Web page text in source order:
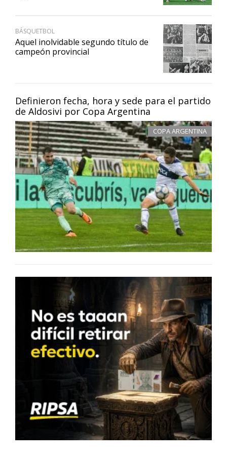
Definieron fecha, hora y sede para el partido
de Aldosivi por Copa Argentina
COPA ARGENTINA
BÁSQUETBOL
Aquel inolvidable segundo título de
campeón provincial